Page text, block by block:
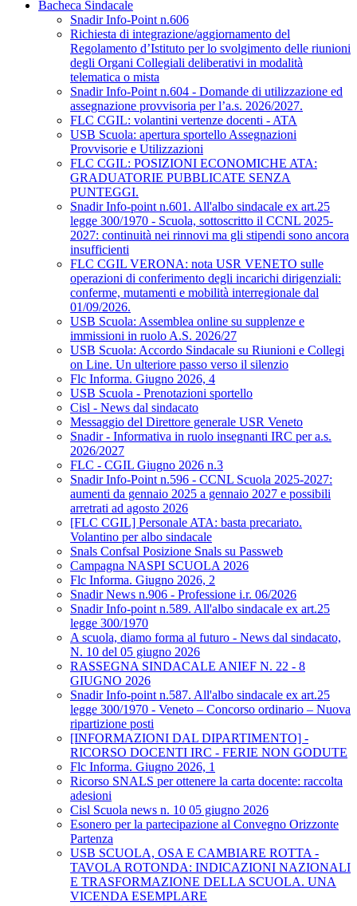
Bacheca Sindacale
Snadir Info-Point n.606
Richiesta di integrazione/aggiornamento del
Regolamento d’Istituto per lo svolgimento delle riunioni
degli Organi Collegiali deliberativi in modalità
telematica o mista
Snadir Info-Point n.604 - Domande di utilizzazione ed
assegnazione provvisoria per l’a.s. 2026/2027.
FLC CGIL: volantini vertenze docenti - ATA
USB Scuola: apertura sportello Assegnazioni
Provvisorie e Utilizzazioni
FLC CGIL: POSIZIONI ECONOMICHE ATA:
GRADUATORIE PUBBLICATE SENZA
PUNTEGGI.
Snadir Info-point n.601. All'albo sindacale ex art.25
legge 300/1970 - Scuola, sottoscritto il CCNL 2025-
2027: continuità nei rinnovi ma gli stipendi sono ancora
insufficienti
FLC CGIL VERONA: nota USR VENETO sulle
operazioni di conferimento degli incarichi dirigenziali:
conferme, mutamenti e mobilità interregionale dal
01/09/2026.
USB Scuola: Assemblea online su supplenze e
immissioni in ruolo A.S. 2026/27
USB Scuola: Accordo Sindacale su Riunioni e Collegi
on Line. Un ulteriore passo verso il silenzio
Flc Informa. Giugno 2026, 4
USB Scuola - Prenotazioni sportello
Cisl - News dal sindacato
Messaggio del Direttore generale USR Veneto
Snadir - Informativa in ruolo insegnanti IRC per a.s.
2026/2027
FLC - CGIL Giugno 2026 n.3
Snadir Info-Point n.596 - CCNL Scuola 2025-2027:
aumenti da gennaio 2025 a gennaio 2027 e possibili
arretrati ad agosto 2026
[FLC CGIL] Personale ATA: basta precariato.
Volantino per albo sindacale
Snals Confsal Posizione Snals su Passweb
Campagna NASPI SCUOLA 2026
Flc Informa. Giugno 2026, 2
Snadir News n.906 - Professione i.r. 06/2026
Snadir Info-point n.589. All'albo sindacale ex art.25
legge 300/1970
A scuola, diamo forma al futuro - News dal sindacato,
N. 10 del 05 giugno 2026
RASSEGNA SINDACALE ANIEF N. 22 - 8
GIUGNO 2026
Snadir Info-point n.587. All'albo sindacale ex art.25
legge 300/1970 - Veneto – Concorso ordinario – Nuova
ripartizione posti
[INFORMAZIONI DAL DIPARTIMENTO] -
RICORSO DOCENTI IRC - FERIE NON GODUTE
Flc Informa. Giugno 2026, 1
Ricorso SNALS per ottenere la carta docente: raccolta
adesioni
Cisl Scuola news n. 10 05 giugno 2026
Esonero per la partecipazione al Convegno Orizzonte
Partenza
USB SCUOLA, OSA E CAMBIARE ROTTA -
TAVOLA ROTONDA: INDICAZIONI NAZIONALI
E TRASFORMAZIONE DELLA SCUOLA. UNA
VICENDA ESEMPLARE